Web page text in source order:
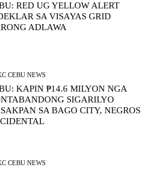
RED UG YELLOW ALERT
SA VISAYAS GRID
ADLAWA
CEBU NEWS
KAPIN ₱14.6 MILYON NGA
SIGARILYO
SA BAGO CITY, NEGROS
CEBU NEWS